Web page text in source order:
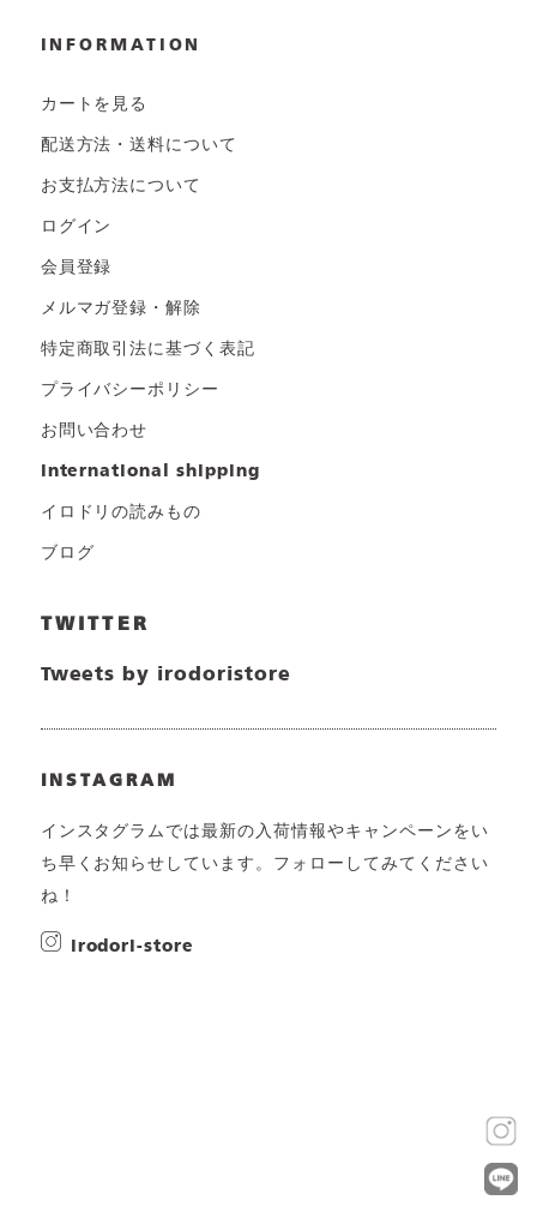
INFORMATION
カートを見る
配送方法・送料について
お支払方法について
ログイン
会員登録
メルマガ登録・解除
特定商取引法に基づく表記
プライバシーポリシー
お問い合わせ
international shipping
イロドリの読みもの
ブログ
TWITTER
Tweets by irodoristore
INSTAGRAM
インスタグラムでは最新の入荷情報やキャンペーンをい
ち早くお知らせしています。フォローしてみてください
ね！
irodori-store